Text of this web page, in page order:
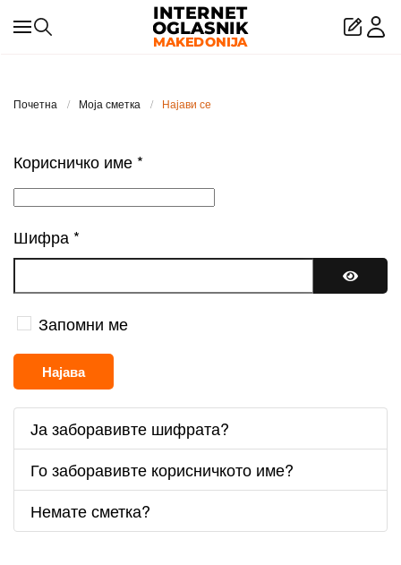
Skip to main content
Почетна Моја сметка Најави се
Корисничко име *
Шифра *
Запомни ме
Најава
Ја заборавивте шифрата?
Го заборавивте корисничкото име?
Немате сметка?